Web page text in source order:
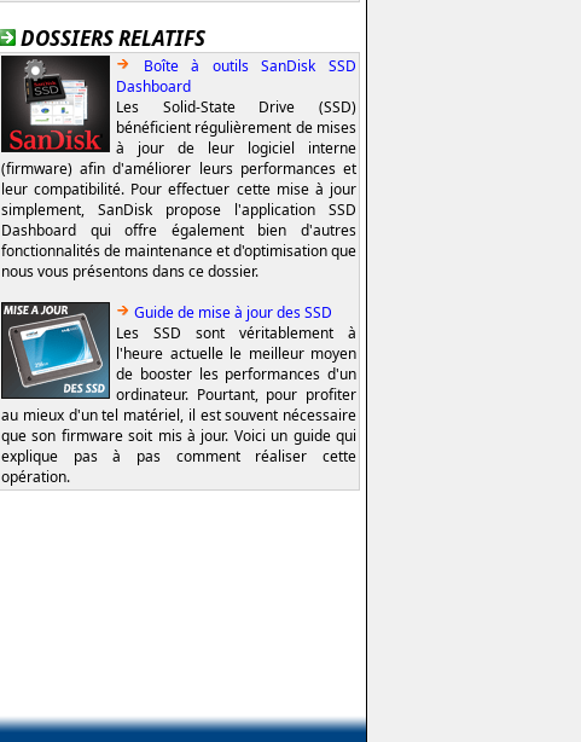
DOSSIERS RELATIFS
Boîte à outils SanDisk SSD
Dashboard
Les Solid-State Drive (SSD)
bénéficient régulièrement de mises
à jour de leur logiciel interne
(firmware) afin d'améliorer leurs performances et
leur compatibilité. Pour effectuer cette mise à jour
simplement, SanDisk propose l'application SSD
Dashboard qui offre également bien d'autres
fonctionnalités de maintenance et d'optimisation que
nous vous présentons dans ce dossier.
Guide de mise à jour des SSD
Les SSD sont véritablement à
l'heure actuelle le meilleur moyen
de booster les performances d'un
ordinateur. Pourtant, pour profiter
au mieux d'un tel matériel, il est souvent nécessaire
que son firmware soit mis à jour. Voici un guide qui
explique pas à pas comment réaliser cette
opération.